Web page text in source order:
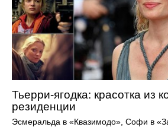
Тьерри-ягодка: красотка из
резиденции
Эсмеральда в «Квазимодо», Софи в